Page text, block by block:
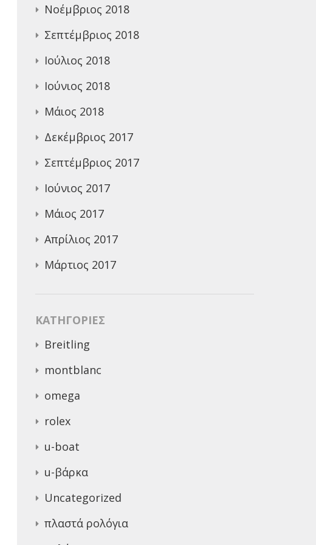
Νοέμβριος 2018
Σεπτέμβριος 2018
Ιούλιος 2018
Ιούνιος 2018
Μάιος 2018
Δεκέμβριος 2017
Σεπτέμβριος 2017
Ιούνιος 2017
Μάιος 2017
Απρίλιος 2017
Μάρτιος 2017
KΑΤΗΓΟΡΊΕΣ
Breitling
montblanc
omega
rolex
u-boat
u-βάρκα
Uncategorized
πλαστά ρολόγια